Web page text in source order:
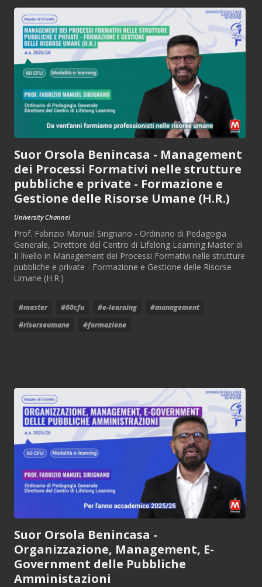
Suor Orsola Benincasa - Management
dei Processi Formativi nelle strutture
pubbliche e private - Formazione e
Gestione delle Risorse Umane (H.R.)
University Channel
Prof. Fabrizio Manuel Sirignano - Ordinario di Pedagogia
Generale, Direttore del Centro di Lifelong Learning.Master di
II livello in Management dei Processi Formativi nelle strutture
pubbliche e private - Formazione e Gestione delle Risorse
Umane (H.R.)
#master #60cfu #e-learning
#management
#risorseumane
#formazione
Suor Orsola Benincasa -
Organizzazione, Management, E-
Government delle Pubbliche
Amministazioni